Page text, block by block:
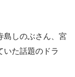
島しのぶさん、宮
いた話題のドラ